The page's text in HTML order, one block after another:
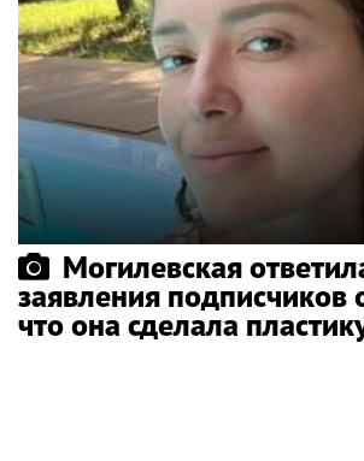
Могилевская
заявления подписчиков
что она сделала